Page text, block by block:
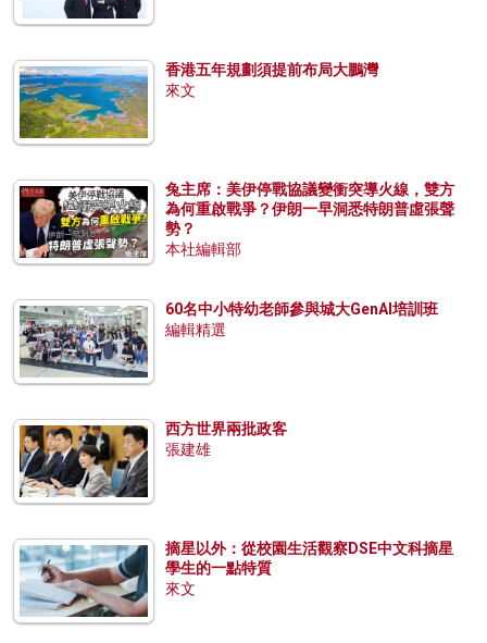
香港五年規劃須提前布局大鵬灣
來文
兔主席：美伊停戰協議變衝突導火線，雙方
為何重啟戰爭？伊朗一早洞悉特朗普虛張聲
勢？
本社編輯部
60名中小特幼老師參與城大GenAI培訓班
編輯精選
西方世界兩批政客
張建雄
摘星以外：從校園生活觀察DSE中文科摘星
學生的一點特質
來文